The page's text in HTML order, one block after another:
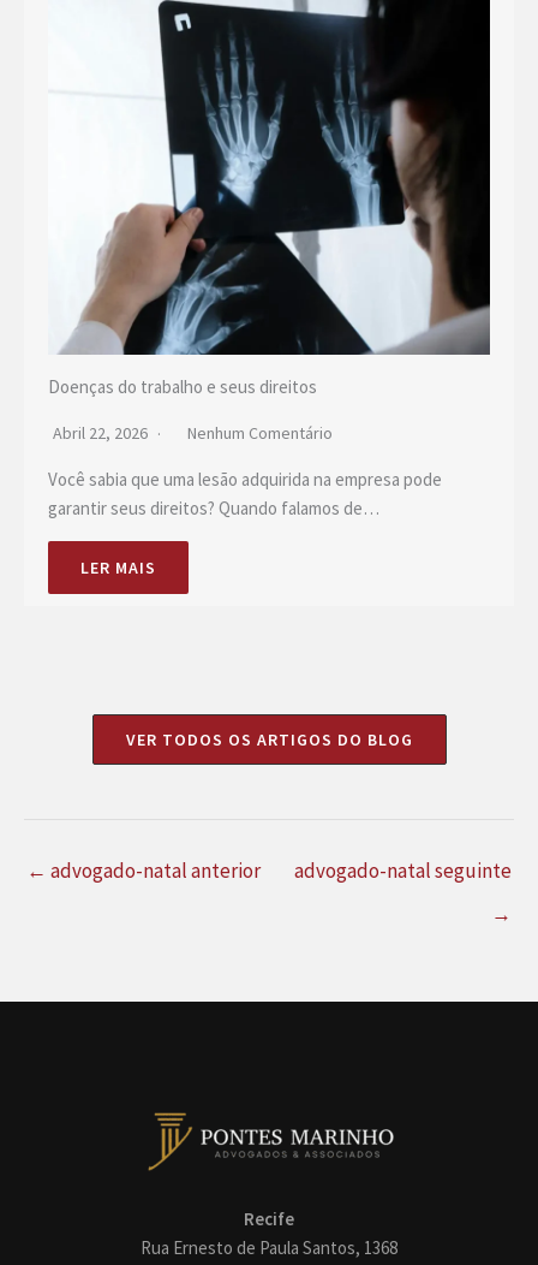
Doenças do trabalho e seus direitos
Abril 22, 2026 Nenhum Comentário
Você sabia que uma lesão adquirida na empresa pode
garantir seus direitos? Quando falamos de…
LER MAIS
VER TODOS OS ARTIGOS DO BLOG
← advogado-natal anterior
advogado-natal seguinte
→
Recife
Rua Ernesto de Paula Santos, 1368